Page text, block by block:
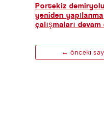
Portekiz demiryolu
yeniden yapılanma
çalışmaları
← önceki